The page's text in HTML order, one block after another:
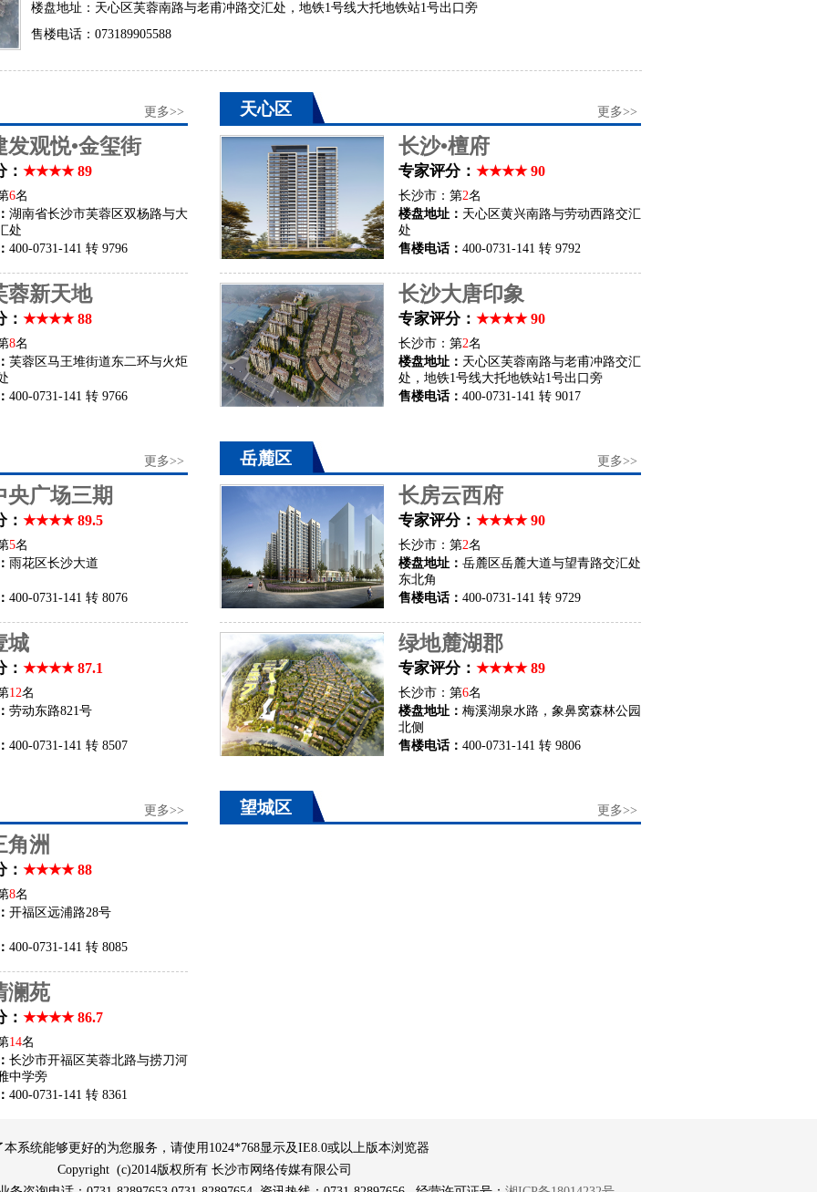
楼盘地址：天心区芙蓉南路与老甫冲路交汇处，地铁1号线大托地铁站1号出口旁
售楼电话：073189905588
更多>>
发观悦•金玺街
： ★★★★ 89
6名
湖南省长沙市芙蓉区双杨路与大
处
400-0731-141 转 9796
蓉新天地
： ★★★★ 88
8名
芙蓉区马王堆街道东二环与火炬
400-0731-141 转 9766
天心区 更多>>
长沙•檀府
专家评分： ★★★★ 90
长沙市：第2名
楼盘地址： 天心区黄兴南路与劳动西路交汇
处
售楼电话： 400-0731-141 转 9792
长沙大唐印象
专家评分： ★★★★ 90
长沙市：第2名
楼盘地址： 天心区芙蓉南路与老甫冲路交汇
处，地铁1号线大托地铁站1号出口旁
售楼电话： 400-0731-141 转 9017
更多>>
央广场三期
： ★★★★ 89.5
5名
雨花区长沙大道
400-0731-141 转 8076
城
： ★★★★ 87.1
12名
劳动东路821号
400-0731-141 转 8507
岳麓区 更多>>
长房云西府
专家评分： ★★★★ 90
长沙市：第2名
楼盘地址： 岳麓区岳麓大道与望青路交汇处
东北角
售楼电话： 400-0731-141 转 9729
绿地麓湖郡
专家评分： ★★★★ 89
长沙市：第6名
楼盘地址： 梅溪湖泉水路，象鼻窝森林公园
北侧
售楼电话： 400-0731-141 转 9806
更多>>
角洲
： ★★★★ 88
8名
开福区远浦路28号
400-0731-141 转 8085
澜苑
： ★★★★ 86.7
14名
长沙市开福区芙蓉北路与捞刀河
中学旁
400-0731-141 转 8361
望城区 更多>>
本系统能够更好的为您服务，请使用1024*768显示及IE8.0或以上版本浏览器
Copyright (c)2014版权所有 长沙市网络传媒有限公司